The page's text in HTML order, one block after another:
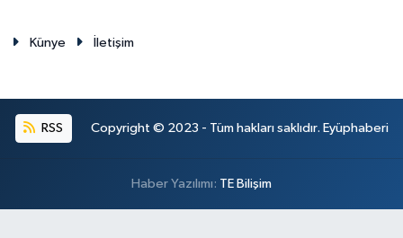
Künye İletişim
RSS Copyright © 2023 - Tüm hakları saklıdır. Eyüphaberi
Haber Yazılımı: TE Bilişim